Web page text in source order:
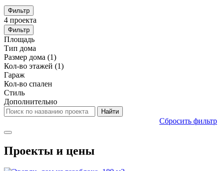
Фильтр
4 проекта
Фильтр
Площадь
Тип дома
Размер дома (1)
Кол-во этажей (1)
Гараж
Кол-во спален
Стиль
Дополнительно
Сбросить фильтр
Проекты и цены